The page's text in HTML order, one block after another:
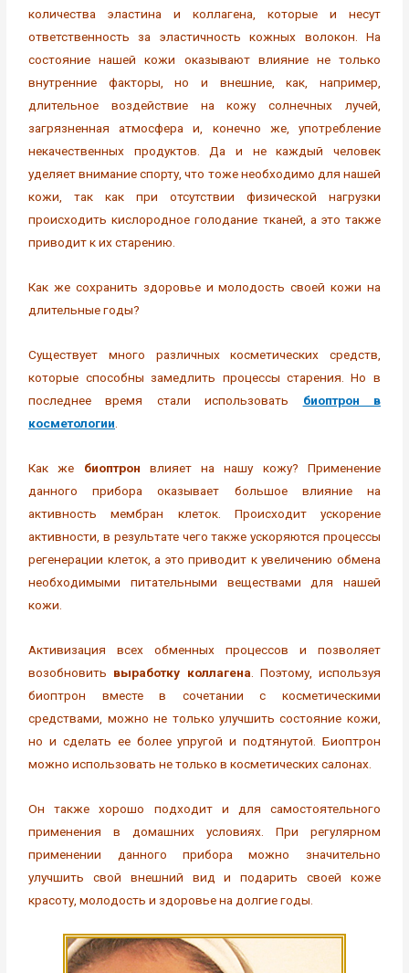
количества эластина и коллагена, которые и несут
ответственность за эластичность кожных волокон. На
состояние нашей кожи оказывают влияние не только
внутренние факторы, но и внешние, как, например,
длительное воздействие на кожу солнечных лучей,
загрязненная атмосфера и, конечно же, употребление
некачественных продуктов. Да и не каждый человек
уделяет внимание спорту, что тоже необходимо для нашей
кожи, так как при отсутствии физической нагрузки
происходить кислородное голодание тканей, а это также
приводит к их старению.
Как же сохранить здоровье и молодость своей кожи на
длительные годы?
Существует много различных косметических средств,
которые способны замедлить процессы старения. Но в
последнее время стали использовать биоптрон в
косметологии
Как же биоптрон влияет на нашу кожу? Применение
данного прибора оказывает большое влияние на
активность мембран клеток. Происходит ускорение
активности, в результате чего также ускоряются процессы
регенерации клеток, а это приводит к увеличению обмена
необходимыми питательными веществами для нашей
кожи.
Активизация всех обменных процессов и позволяет
возобновить выработку коллагена . Поэтому, используя
биоптрон вместе в сочетании с косметическими
средствами, можно не только улучшить состояние кожи,
но и сделать ее более упругой и подтянутой. Биоптрон
можно использовать не только в косметических салонах.
Он также хорошо подходит и для самостоятельного
применения в домашних условиях. При регулярном
применении данного прибора можно значительно
улучшить свой внешний вид и подарить своей коже
красоту, молодость и здоровье на долгие годы.